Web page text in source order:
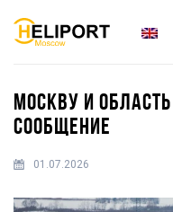
МОСКВУ И
СООБЩЕНИЕ
01.07.2026